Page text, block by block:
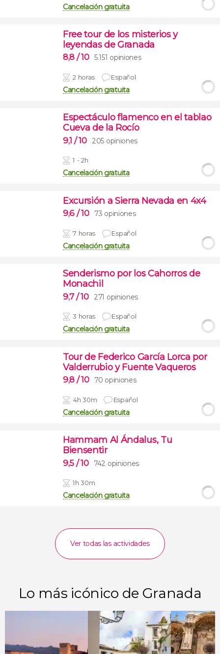
Cancelación gratuita
Free tour de los misterios y
leyendas de Granada
8,8 / 10 5.151 opiniones
2 horas Español
Cancelación gratuita
Espectáculo flamenco en el tablao
Cueva de la Rocío
9,1 / 10 205 opiniones
1 - 2h
Cancelación gratuita
Excursión a Sierra Nevada en 4x4
9,6 / 10 73 opiniones
7 horas Español
Cancelación gratuita
Senderismo por los Cahorros de
Monachil
9,7 / 10 271 opiniones
3 horas Español
Cancelación gratuita
Tour de Federico García Lorca por
Valderrubio y Fuente Vaqueros
9,8 / 10 70 opiniones
4h 30m Español
Cancelación gratuita
Hammam Al Ándalus, Tu
Biensentir
9,5 / 10 742 opiniones
1h 30m
Cancelación gratuita
Ver todas las actividades
Lo más icónico de Granada